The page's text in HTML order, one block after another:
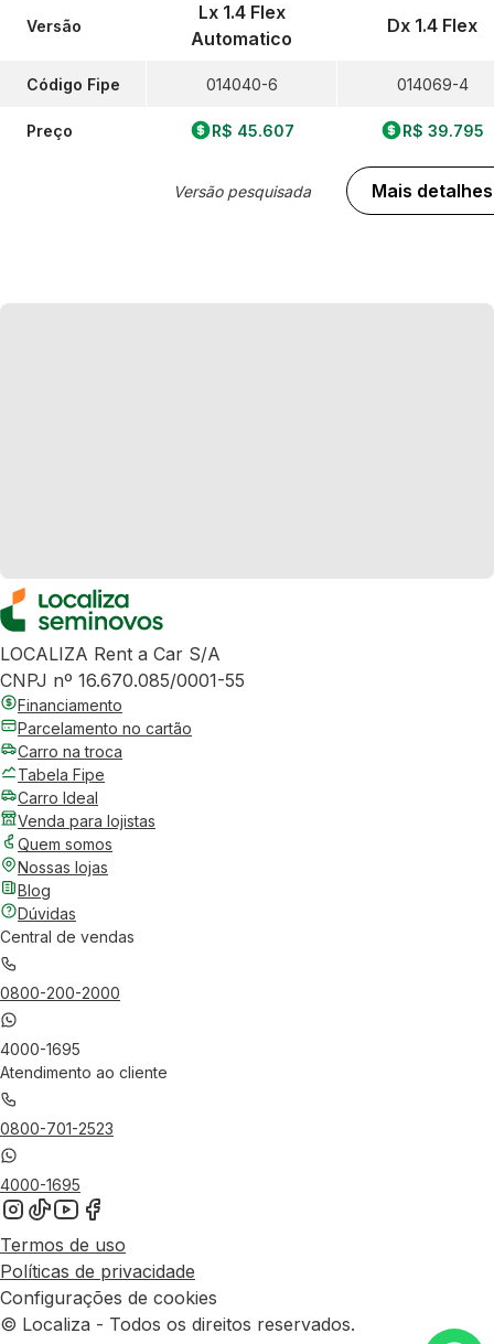
Versão
Código Fipe
Preço
Lx 1.4 Flex
Automatico
014040-6
R$ 45.607
Versão pesquisada
Dx 1.4 Flex
014069-4
R$ 39.795
Mais detalhes
LOCALIZA Rent a Car S/A
CNPJ nº 16.670.085/0001-55
Financiamento
Parcelamento no cartão
Carro na troca
Tabela Fipe
Carro Ideal
Venda para lojistas
Quem somos
Nossas lojas
Blog
Dúvidas
Central de vendas
0800-200-2000
4000-1695
Atendimento ao cliente
0800-701-2523
4000-1695
Termos de uso
Políticas de privacidade
Configurações de cookies
© Localiza - Todos os direitos reservados.